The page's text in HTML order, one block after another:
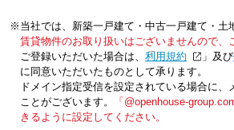
※当社では、新築一戸建て・中古一戸建て・土
賃貸物件のお取り扱いはございませんので、
ご登録いただいた場合は、「利用規約 」及
に同意いただいたものとして承ります。
ドメイン指定受信を設定されている場合に、
ことがございます。
「@openhouse-
きるように設定してください。